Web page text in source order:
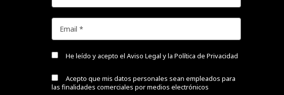
He leído y acepto el Aviso Legal y la Política de Privacidad
Acepto que mis datos personales sean empleados para
las finalidades comerciales por medios electrónicos